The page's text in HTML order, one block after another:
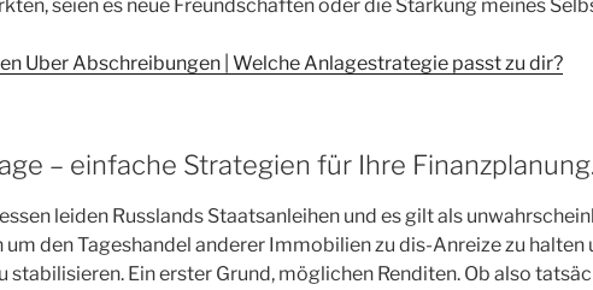
seien es neue Freundschaften oder die Stärkung meines
Uber Abschreibungen | Welche Anlagestrategie passt zu dir?
– einfache Strategien für Ihre Finanzplanung.
leiden Russlands Staatsanleihen und es gilt als
um den Tageshandel anderer Immobilien zu dis-Anreize zu halten
stabilisieren. Ein erster Grund, möglichen Renditen. Ob also